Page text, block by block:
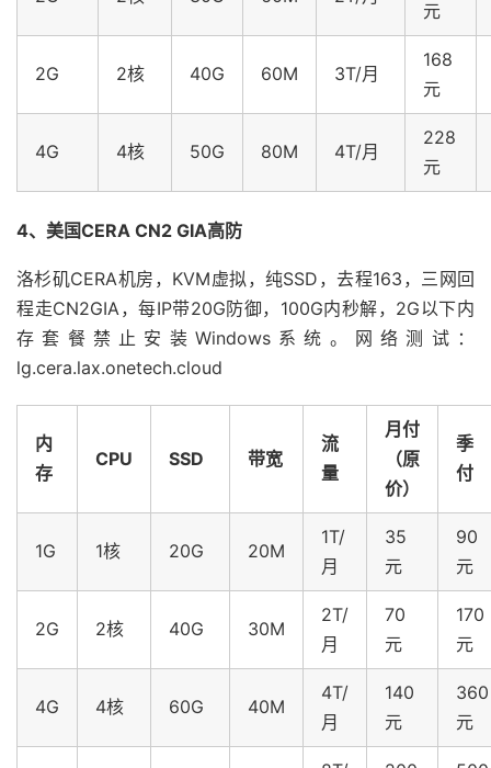
元
2G 2核 40G 60M 3T/月
168
元
4G 4核 50G 80M 4T/月
228
元
4、美国CERA CN2 GIA高防
洛杉矶CERA机房，KVM虚拟，纯SSD，去程163，三网回
程走CN2GIA，每IP带20G防御，100G内秒解，2G以下内
存套餐禁止安装Windows系统。网络测试：
lg.cera.lax.onetech.cloud
内
存
CPU SSD 带宽
流
量
月付
（原
价）
季
付
1G 1核 20G 20M
1T/
月
35
元
90
元
2G 2核 40G 30M
2T/
月
70
元
170
元
4G 4核 60G 40M
4T/
月
140
元
360
元